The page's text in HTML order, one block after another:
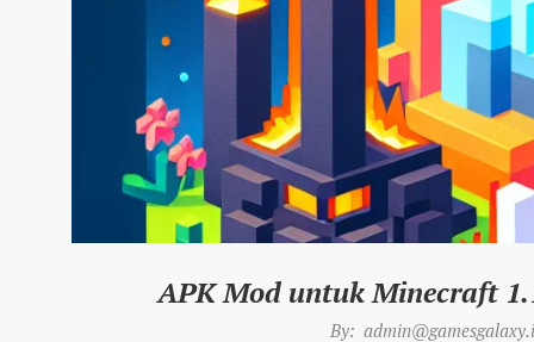
APK Mod untuk Minecraft
By: